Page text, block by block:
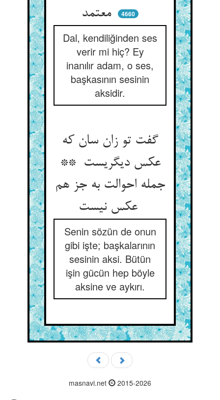
معتمد
4660
Dal, kendiliğinden ses
verir mi hiç? Ey
inanılır adam, o ses,
başkasının sesinin
aksidir.
گفت تو زان سان که
عکس دیگریست **
جمله احوالت به جز هم
Senin sözün de onun
gibi işte; başkalarının
sesinin aksi. Bütün
işin gücün hep böyle
aksine ve aykırı.
masnavi.net 2015-2026